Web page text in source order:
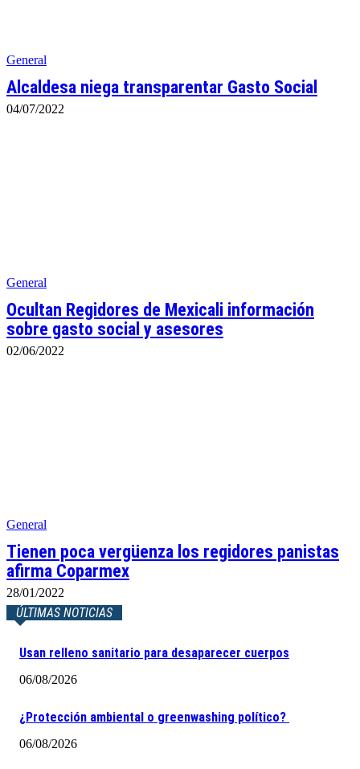
General
Alcaldesa niega transparentar Gasto Social
04/07/2022
General
Ocultan Regidores de Mexicali información
sobre gasto social y asesores
02/06/2022
General
Tienen poca vergüenza los regidores panistas
afirma Coparmex
28/01/2022
ÚLTIMAS NOTICIAS
Usan relleno sanitario para desaparecer cuerpos
06/08/2026
¿Protección ambiental o greenwashing político?
06/08/2026